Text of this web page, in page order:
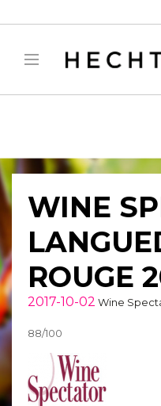
: filter_var() expects
manager/public/
WINE
ROUGE
2017-10-02 Wine
88/100